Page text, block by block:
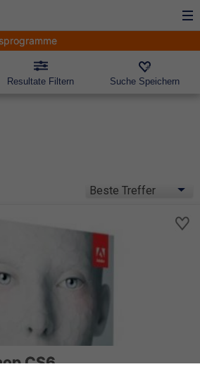
Resultate Filtern Suche Speichern
CS6,